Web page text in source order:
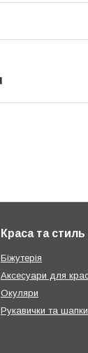
Краса та стиль
Біжутерія
Аксесуари для
Окуляри
Рукавички та шапки